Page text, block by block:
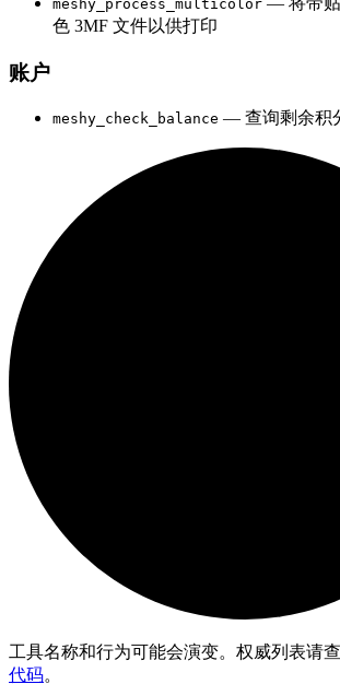
meshy_process_multicolor
色 3MF 文件以供打印
账户
meshy_check_balance — 查询剩余积
工具名称和行为可能会演变。权威列表请
代码。